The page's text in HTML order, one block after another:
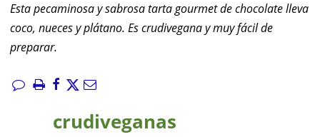
Esta pecaminosa y sabrosa tarta gourmet de chocolate lleva
coco, nueces y plátano. Es crudivegana y muy fácil de
preparar.
crudiveganas